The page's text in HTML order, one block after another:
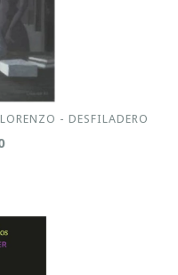
- DESFILADERO